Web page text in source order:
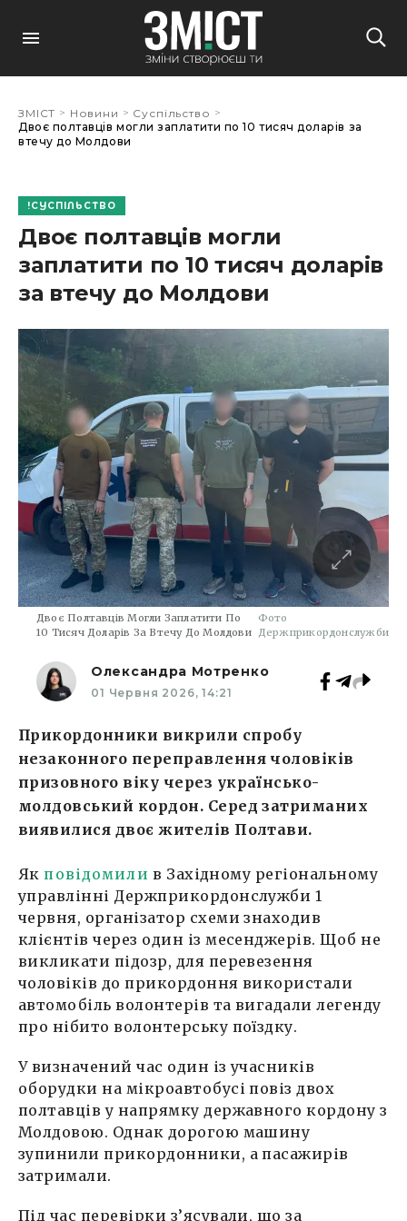
ЗМІСТ > Новини > Суспільство >
Двоє полтавців могли заплатити по 10 тисяч доларів за
втечу до Молдови
СУСПІЛЬСТВО
Двоє полтавців могли
заплатити по 10 тисяч доларів
за втечу до Молдови
Двоє Полтавців Могли Заплатити По
10 Тисяч Доларів За Втечу До Молдови
Фото
Держприкордонслужби
Олександра Мотренко
01 Червня 2026, 14:21
Прикордонники викрили спробу
незаконного переправлення чоловіків
призовного віку через українсько-
молдовський кордон. Серед затриманих
виявилися двоє жителів Полтави.
Якповідомили в Західному регіональному
управлінні Держприкордонслужби 1
червня, організатор схеми знаходив
клієнтів через один із месенджерів. Щоб не
викликати підозр, для перевезення
чоловіків до прикордоння використали
автомобіль волонтерів та вигадали легенду
про нібито волонтерську поїздку.
У визначений час один із учасників
оборудки на мікроавтобусі повіз двох
полтавців у напрямку державного кордону з
Молдовою. Однак дорогою машину
зупинили прикордонники, а пасажирів
затримали.
Під час перевірки з’ясували, що за